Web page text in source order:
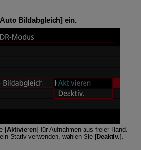
Auto Bildabgleich] ein.
[Aktivieren] für Aufnahmen aus freier Hand.
Stativ verwenden, wählen Sie [Deaktiv.].